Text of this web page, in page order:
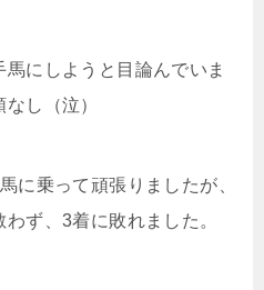
にしようと目論んでいま
し（泣）
に乗って頑張りましたが、
ず、3着に敗れました。